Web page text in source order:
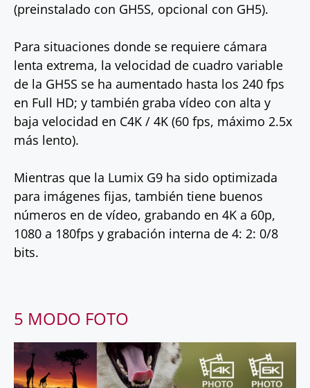
(preinstalado con GH5S, opcional con GH5).
Para situaciones donde se requiere cámara
lenta extrema, la velocidad de cuadro variable
de la GH5S se ha aumentado hasta los 240 fps
en Full HD; y también graba vídeo con alta y
baja velocidad en C4K / 4K (60 fps, máximo 2.5x
más lento).
Mientras que la Lumix G9 ha sido optimizada
para imágenes fijas, también tiene buenos
números en de vídeo, grabando en 4K a 60p,
1080 a 180fps y grabación interna de 4: 2: 0/8
bits.
5 MODO FOTO